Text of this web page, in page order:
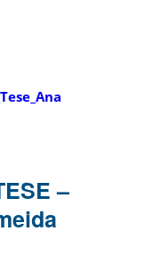
–